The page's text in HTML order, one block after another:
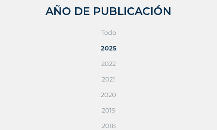
AÑO DE PUBLICACIÓN
Todo
2025
2022
2021
2020
2019
2018